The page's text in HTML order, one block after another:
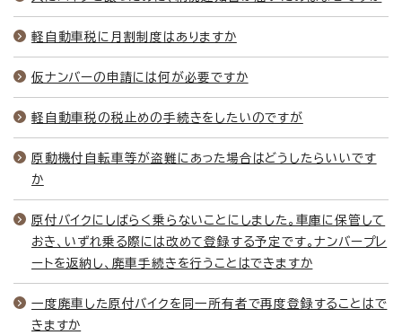
軽自動車税に月割制度はありますか
仮ナンバーの申請には何が必要ですか
軽自動車税の税止めの手続きをしたいのですが
原動機付自転車等が盗難にあった場合はどうしたらいいです
か
原付バイクにしばらく乗らないことにしました。車庫に保管して
おき、いずれ乗る際には改めて登録する予定です。ナンバープレ
ートを返納し、廃車手続きを行うことはできますか
一度廃車した原付バイクを同一所有者で再度登録することはで
きますか